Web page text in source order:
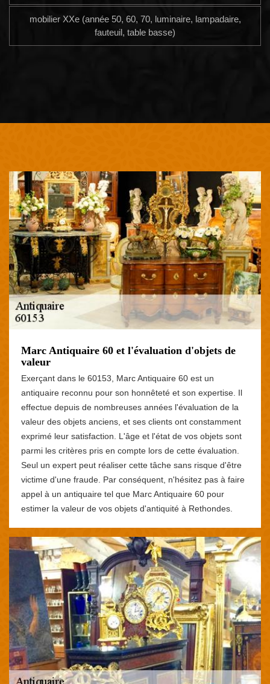
mobilier XXe (année 50, 60, 70, luminaire, lampadaire,
fauteuil, table basse)
Marc Antiquaire 60 et l'évaluation d'objets de
valeur
Exerçant dans le 60153, Marc Antiquaire 60 est un
antiquaire reconnu pour son honnêteté et son expertise. Il
effectue depuis de nombreuses années l'évaluation de la
valeur des objets anciens, et ses clients ont constamment
exprimé leur satisfaction. L'âge et l'état de vos objets sont
parmi les critères pris en compte lors de cette évaluation.
Seul un expert peut réaliser cette tâche sans risque d'être
victime d'une fraude. Par conséquent, n'hésitez pas à faire
appel à un antiquaire tel que Marc Antiquaire 60 pour
estimer la valeur de vos objets d'antiquité à Rethondes.